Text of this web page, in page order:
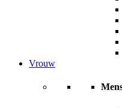
Vrouw